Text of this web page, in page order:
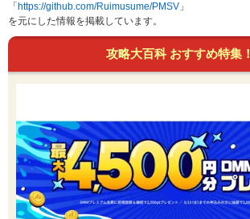
「 https://github.com/Ruimusume/PMSV 」
を元にした情報を掲載しています。
攻略大百科 おすすめ特集！